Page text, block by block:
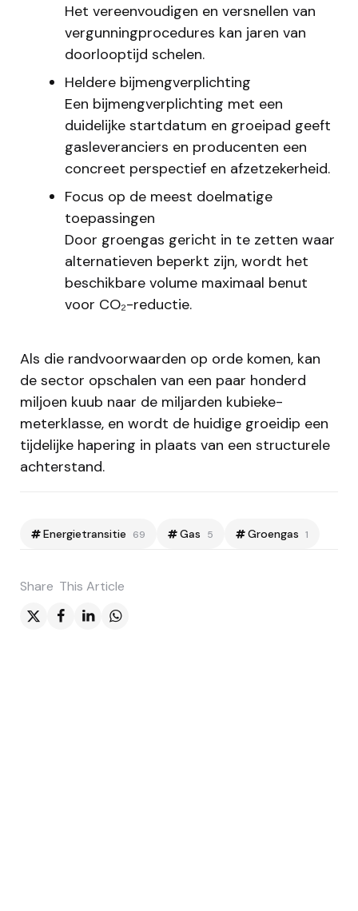
Het vereenvoudigen en versnellen van
vergunningprocedures kan jaren van
doorlooptijd schelen.
Heldere bijmengverplichting
Een bijmengverplichting met een
duidelijke startdatum en groeipad geeft
gasleveranciers en producenten een
concreet perspectief en afzetzekerheid.
Focus op de meest doelmatige
toepassingen
Door groengas gericht in te zetten waar
alternatieven beperkt zijn, wordt het
beschikbare volume maximaal benut
voor CO₂-reductie.
Als die randvoorwaarden op orde komen, kan
de sector opschalen van een paar honderd
miljoen kuub naar de miljarden kubieke-
meterklasse, en wordt de huidige groeidip een
tijdelijke hapering in plaats van een structurele
achterstand.
Energietransitie 69 Gas 5 Groengas 1
Share This Article